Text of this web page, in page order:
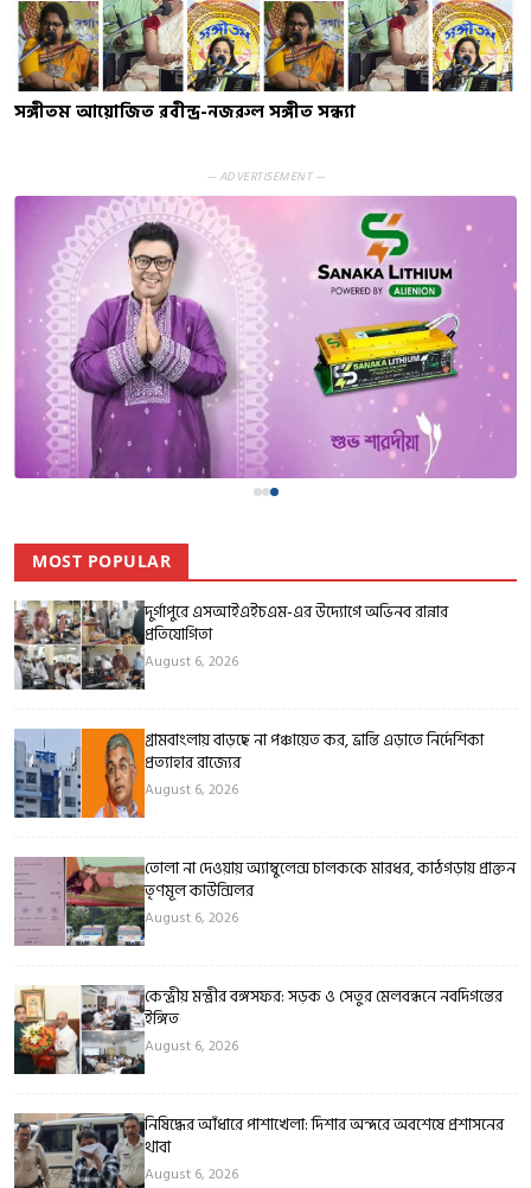
সঙ্গীতম আয়োজিত রবীন্দ্র-নজরুল সঙ্গীত সন্ধ্যা
— ADVERTISEMENT —
MOST POPULAR
দুর্গাপুরে এসআইএইচএম-এর উদ্যোগে অভিনব রান্নার
প্রতিযোগিতা
August 6, 2026
গ্রামবাংলায় বাড়ছে না পঞ্চায়েত কর, ভ্রান্তি এড়াতে নির্দেশিকা
প্রত্যাহার রাজ্যের
August 6, 2026
তোলা না দেওয়ায় অ্যাম্বুলেন্স চালককে মারধর, কাঠগড়ায় প্রাক্তন
তৃণমূল কাউন্সিলর
August 6, 2026
কেন্দ্রীয় মন্ত্রীর বঙ্গসফর: সড়ক ও সেতুর মেলবন্ধনে নবদিগন্তের
ইঙ্গিত
August 6, 2026
নিষিদ্ধের আঁধারে পাশাখেলা: দিশার অন্দরে অবশেষে প্রশাসনের
থাবা
August 6, 2026